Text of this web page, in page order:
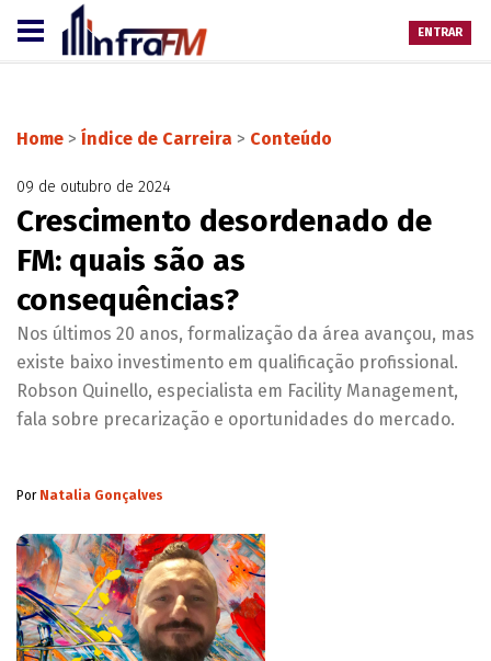
ENTRAR
Home > Índice de Carreira > Conteúdo
09 de outubro de 2024
Crescimento desordenado de
FM: quais são as
consequências?
Nos últimos 20 anos, formalização da área avançou, mas
existe baixo investimento em qualificação profissional.
Robson Quinello, especialista em Facility Management,
fala sobre precarização e oportunidades do mercado.
Por Natalia Gonçalves